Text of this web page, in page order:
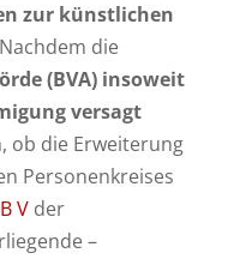
zur künstlichen
die
(BVA) insoweit
versagt
ob die Erweiterung
Personenkreises
Vder
–